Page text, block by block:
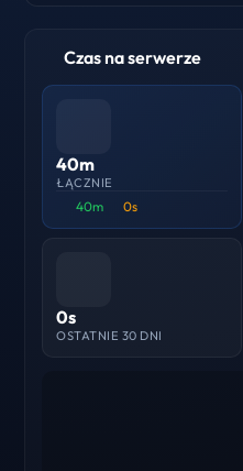
Czas na serwerze
40m
ŁĄCZNIE
40m 0s
0s
OSTATNIE 30 DNI